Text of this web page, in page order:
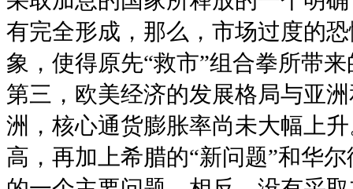
有完全形成，那么，市场过度的
象，使得原先“救市”组合拳所带
第三，欧美经济的发展格局与亚
洲，核心通货膨胀率尚未大幅上
高，再加上希腊的“新问题”和华